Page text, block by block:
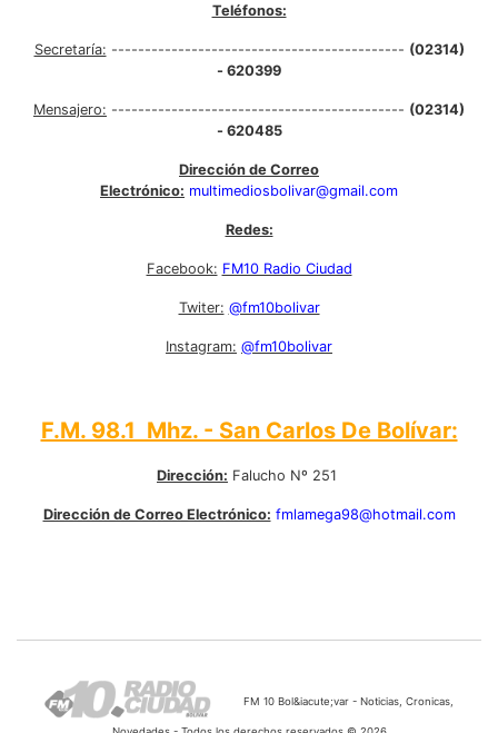
Teléfonos:
Secretaría: -------------------------------------------- (02314)
- 620399
Mensajero: -------------------------------------------- (02314)
- 620485
Dirección de Correo
Electrónico: multimediosbolivar@gmail.com
Redes:
Facebook: FM10 Radio Ciudad
Twiter: @fm10bolivar
Instagram: @fm10bolivar
F.M. 98.1 Mhz. - San Carlos De Bolívar:
Dirección: Falucho Nº 251
Dirección de Correo Electrónico: fmlamega98@hotmail.com
FM 10 Bol&iacute;var - Noticias, Cronicas,